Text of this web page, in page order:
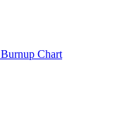
Burnup Chart